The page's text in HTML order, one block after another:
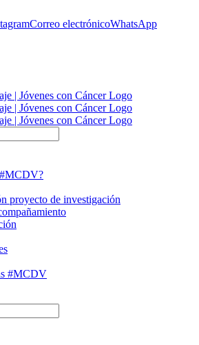
Correo electrónicoWhatsApp
#MCDV?
proyecto de investigación
#MCDV